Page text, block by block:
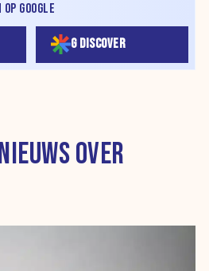
GOOGLE
G DISCOVER
OVER